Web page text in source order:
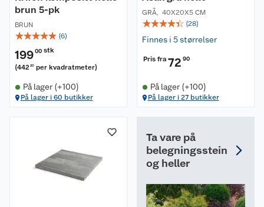
brun 5-pk
BRUN
☆☆☆☆☆ (6)
19900 stk
(44220 per kvadratmeter)
På lager (+100)
På lager i 60 butikker
GRÅ, 40X20X5 CM
☆☆☆☆☆ (28)
Finnes i 5 størrelser
Pris fra72 90
På lager (+100)
På lager i 27 butikker
Ta vare på
belegningsstein
og heller